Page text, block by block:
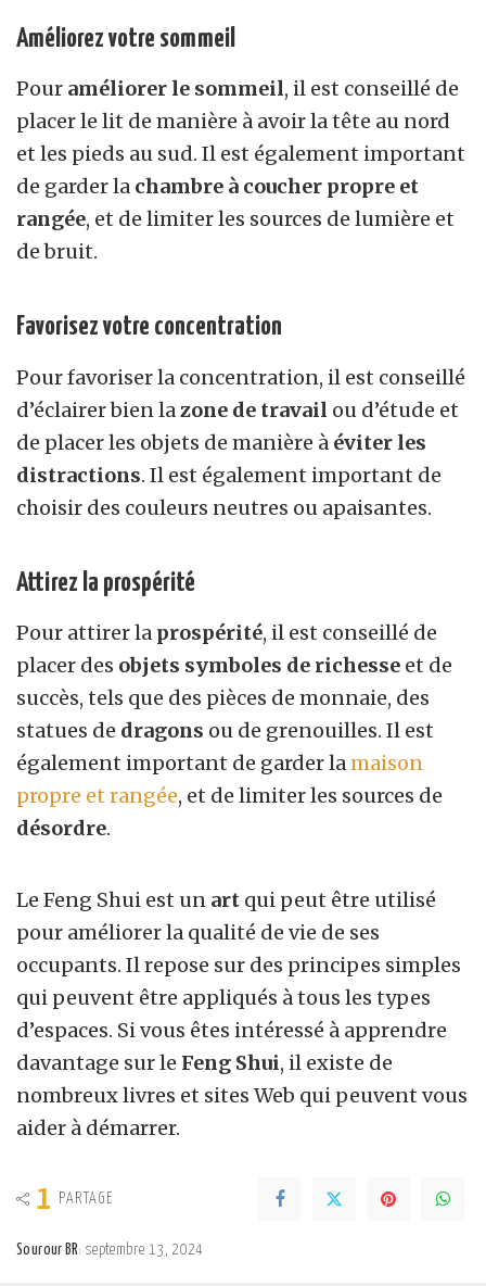
Améliorez votre sommeil
Pour améliorer le sommeil, il est conseillé de
placer le lit de manière à avoir la tête au nord
et les pieds au sud. Il est également important
de garder la chambre à coucher propre et
rangée, et de limiter les sources de lumière et
de bruit.
Favorisez votre concentration
Pour favoriser la concentration, il est conseillé
d’éclairer bien la zone de travail ou d’étude et
de placer les objets de manière à éviter les
distractions. Il est également important de
choisir des couleurs neutres ou apaisantes.
Attirez la prospérité
Pour attirer la prospérité, il est conseillé de
placer des objets symboles de richesse et de
succès, tels que des pièces de monnaie, des
statues de dragons ou de grenouilles. Il est
également important de garder lamaison
propre et rangée, et de limiter les sources de
désordre.
Le Feng Shui est un art qui peut être utilisé
pour améliorer la qualité de vie de ses
occupants. Il repose sur des principes simples
qui peuvent être appliqués à tous les types
d’espaces. Si vous êtes intéressé à apprendre
davantage sur le Feng Shui, il existe de
nombreux livres et sites Web qui peuvent vous
aider à démarrer.
1 PARTAGE
Sourour BR septembre 13, 2024